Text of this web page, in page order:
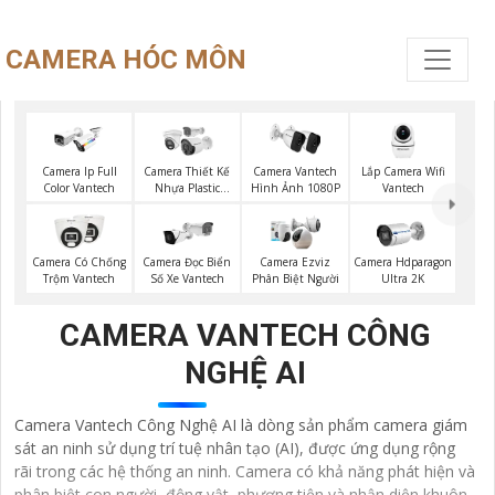
CAMERA HÓC MÔN
Camera Ip Full
Color Vantech
Camera Thiết Kế
Nhựa Plastic
Camera Vantech
Hình Ảnh 1080P
Lắp Camera Wifi
Vantech
Camera Có Chống
Trộm Vantech
Camera Đọc Biển
Số Xe Vantech
Camera Ezviz
Phân Biệt Người
Camera Hdparagon
Ultra 2K
CAMERA VANTECH CÔNG
NGHỆ AI
Camera Vantech Công Nghệ AI là dòng sản phẩm camera giám
sát an ninh sử dụng trí tuệ nhân tạo (AI), được ứng dụng rộng
rãi trong các hệ thống an ninh. Camera có khả năng phát hiện và